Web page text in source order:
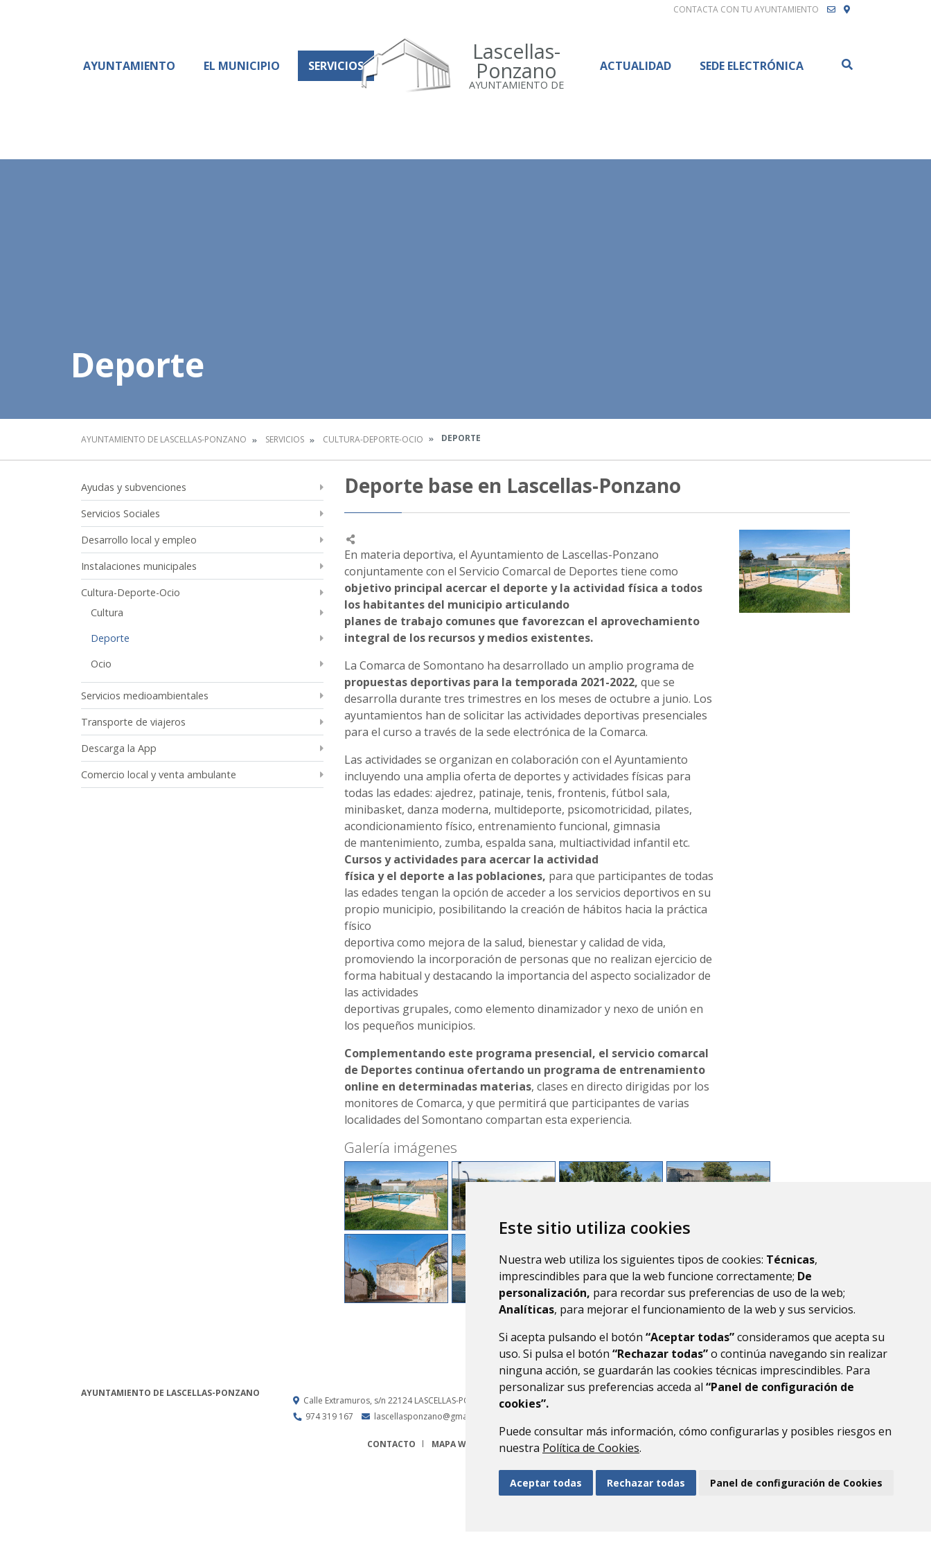
Este sitio utiliza cookies
Nuestra web utiliza los siguientes tipos de cookies: Técnicas,
imprescindibles para que la web funcione correctamente; De
personalización, para recordar sus preferencias de uso de la web;
Analíticas, para mejorar el funcionamiento de la web y sus servicios.
Si acepta pulsando el botón “Aceptar todas”consideramos que acepta su
uso. Si pulsa el botón “Rechazar todas”o continúa navegando sin realizar
ninguna acción, se guardarán las cookies técnicas imprescindibles. Para
personalizar sus preferencias acceda al “Panel de configuración de
cookies”.
Puede consultar más información, cómo configurarlas y posibles riesgos en
nuestra Política de Cookies.
Aceptar todas Rechazar todas Panel de configuración de Cookies
CONTACTA CON TU AYUNTAMIENTO
Lascellas-
Ponzano
AYUNTAMIENTO DE
AYUNTAMIENTO EL MUNICIPIO SERVICIOS ACTUALIDAD SEDE ELECTRÓNICA
Deporte
AYUNTAMIENTO DE LASCELLAS-PONZANO SERVICIOS CULTURA-DEPORTE-OCIO DEPORTE
Ayudas y subvenciones
Servicios Sociales
Desarrollo local y empleo
Instalaciones municipales
Cultura-Deporte-Ocio
Cultura
Deporte
Ocio
Servicios medioambientales
Transporte de viajeros
Descarga la App
Comercio local y venta ambulante
Deporte base en Lascellas-Ponzano
En materia deportiva, el Ayuntamiento de Lascellas-Ponzano
conjuntamente con el Servicio Comarcal de Deportes tiene como
objetivo principal acercar el deporte y la actividad física a todos
los habitantes del municipio articulando
planes de trabajo comunes que favorezcan el aprovechamiento
integral de los recursos y medios existentes.
La Comarca de Somontano ha desarrollado un amplio programa de
propuestas deportivas para la temporada 2021-2022, que se
desarrolla durante tres trimestres en los meses de octubre a junio. Los
ayuntamientos han de solicitar las actividades deportivas presenciales
para el curso a través de la sede electrónica de la Comarca.
Las actividades se organizan en colaboración con el Ayuntamiento
incluyendo una amplia oferta de deportes y actividades físicas para
todas las edades: ajedrez, patinaje, tenis, frontenis, fútbol sala,
minibasket, danza moderna, multideporte, psicomotricidad, pilates,
acondicionamiento físico, entrenamiento funcional, gimnasia
de mantenimiento, zumba, espalda sana, multiactividad infantil etc.
Cursos y actividades para acercar la actividad
física y el deporte a las poblaciones, para que participantes de todas
las edades tengan la opción de acceder a los servicios deportivos en su
propio municipio, posibilitando la creación de hábitos hacia la práctica
físico
deportiva como mejora de la salud, bienestar y calidad de vida,
promoviendo la incorporación de personas que no realizan ejercicio de
forma habitual y destacando la importancia del aspecto socializador de
las actividades
deportivas grupales, como elemento dinamizador y nexo de unión en
los pequeños municipios.
Complementando este programa presencial, el servicio comarcal
de Deportes continua ofertando un programa de entrenamiento
online en determinadas materias, clases en directo dirigidas por los
monitores de Comarca, y que permitirá que participantes de varias
localidades del Somontano compartan esta experiencia.
Galería imágenes
AYUNTAMIENTO DE LASCELLAS-PONZANO
Calle Extramuros, s/n 22124 LASCELLAS-PONZANO (HUESCA)- ARAGÓN
974 319 167
lascellasponzano@gmail.com
CONTACTO MAPA WEB AVISO LEGAL PROTECCIÓN DE DATOS